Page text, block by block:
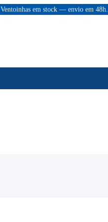
Ventoinhas em stock — envio em 48h.